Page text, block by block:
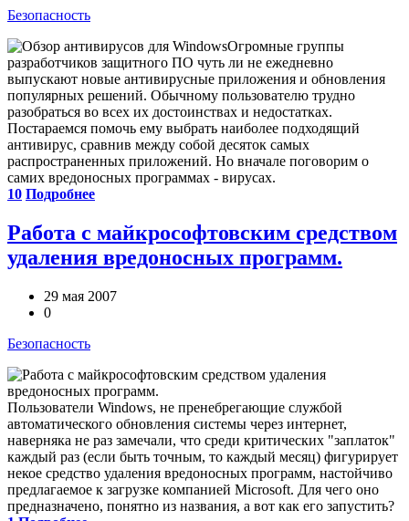
Безопасность
Огромные группы
разработчиков защитного ПО чуть ли не ежедневно
выпускают новые антивирусные приложения и обновления
популярных решений. Обычному пользователю трудно
разобраться во всех их достоинствах и недостатках.
Постараемся помочь ему выбрать наиболее подходящий
антивирус, сравнив между собой десяток самых
распространенных приложений. Но вначале поговорим о
самих вредоносных программах - вирусах.
10 Подробнее
Работа с майкрософтовским средством
удаления вредоносных программ.
29 мая 2007
0
Безопасность
Пользователи Windows, не пренебрегающие службой
автоматического обновления системы через интернет,
наверняка не раз замечали, что среди критических "заплаток"
каждый раз (если быть точным, то каждый месяц) фигурирует
некое средство удаления вредоносных программ, настойчиво
предлагаемое к загрузке компанией Microsoft. Для чего оно
предназначено, понятно из названия, а вот как его запустить?